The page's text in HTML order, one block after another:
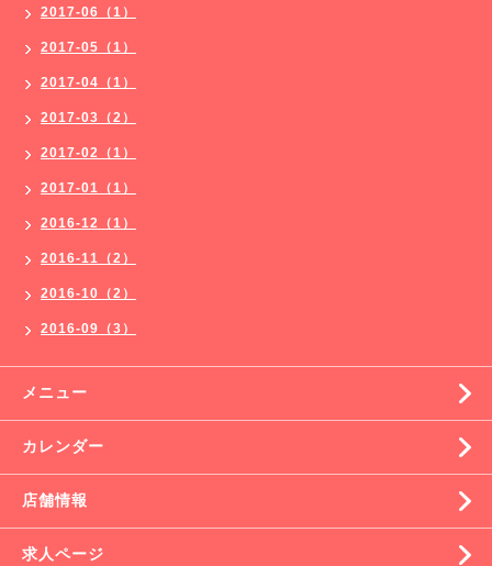
2017-06（1）
2017-05（1）
2017-04（1）
2017-03（2）
2017-02（1）
2017-01（1）
2016-12（1）
2016-11（2）
2016-10（2）
2016-09（3）
メニュー
カレンダー
店舗情報
求人ページ